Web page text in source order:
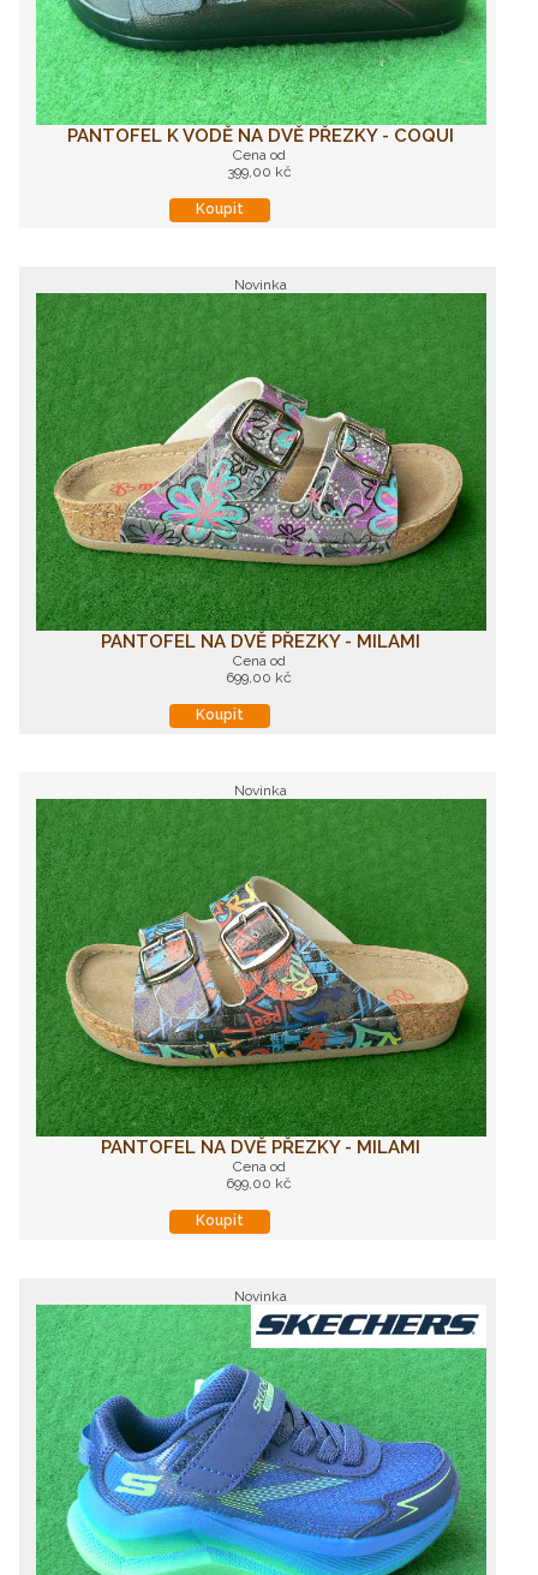
PANTOFEL K VODĚ NA DVĚ PŘEZKY - COQUI
Cena od
399,00 kč
Koupit
Novinka
PANTOFEL NA DVĚ PŘEZKY - MILAMI
Cena od
699,00 kč
Koupit
Novinka
PANTOFEL NA DVĚ PŘEZKY - MILAMI
Cena od
699,00 kč
Koupit
Novinka